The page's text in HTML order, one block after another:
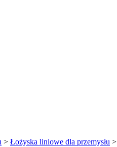
> Łożyska liniowe dla przemysłu >